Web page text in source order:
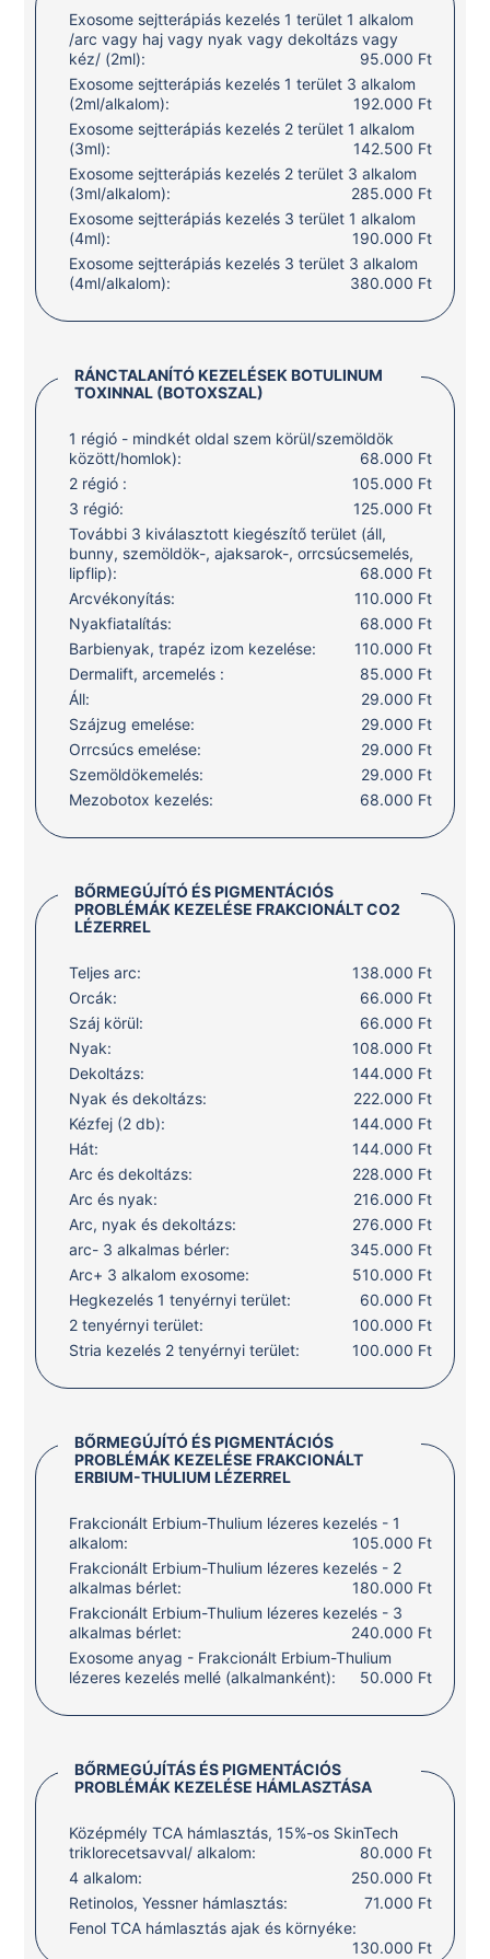
Exosome sejtterápiás kezelés 1 terület 1 alkalom
/arc vagy haj vagy nyak vagy dekoltázs vagy
kéz/ (2ml):
95.000 Ft
Exosome sejtterápiás kezelés 1 terület 3 alkalom
(2ml/alkalom):
192.000 Ft
Exosome sejtterápiás kezelés 2 terület 1 alkalom
(3ml):
142.500 Ft
Exosome sejtterápiás kezelés 2 terület 3 alkalom
(3ml/alkalom):
285.000 Ft
Exosome sejtterápiás kezelés 3 terület 1 alkalom
(4ml):
190.000 Ft
Exosome sejtterápiás kezelés 3 terület 3 alkalom
(4ml/alkalom):
380.000 Ft
RÁNCTALANÍTÓ KEZELÉSEK BOTULINUM
TOXINNAL (BOTOXSZAL)
1 régió - mindkét oldal szem körül/szemöldök
között/homlok):
68.000 Ft
2 régió :
105.000 Ft
3 régió:
125.000 Ft
További 3 kiválasztott kiegészítő terület (áll,
bunny, szemöldök-, ajaksarok-, orrcsúcsemelés,
lipflip):
68.000 Ft
Arcvékonyítás:
110.000 Ft
Nyakfiatalítás:
68.000 Ft
Barbienyak, trapéz izom kezelése:
110.000 Ft
Dermalift, arcemelés :
85.000 Ft
Áll:
29.000 Ft
Szájzug emelése:
29.000 Ft
Orrcsúcs emelése:
29.000 Ft
Szemöldökemelés:
29.000 Ft
Mezobotox kezelés:
68.000 Ft
BŐRMEGÚJÍTÓ ÉS PIGMENTÁCIÓS
PROBLÉMÁK KEZELÉSE FRAKCIONÁLT CO2
LÉZERREL
Teljes arc:
138.000 Ft
Orcák:
66.000 Ft
Száj körül:
66.000 Ft
Nyak:
108.000 Ft
Dekoltázs:
144.000 Ft
Nyak és dekoltázs:
222.000 Ft
Kézfej (2 db):
144.000 Ft
Hát:
144.000 Ft
Arc és dekoltázs:
228.000 Ft
Arc és nyak:
216.000 Ft
Arc, nyak és dekoltázs:
276.000 Ft
arc- 3 alkalmas bérler:
345.000 Ft
Arc+ 3 alkalom exosome:
510.000 Ft
Hegkezelés 1 tenyérnyi terület:
60.000 Ft
2 tenyérnyi terület:
100.000 Ft
Stria kezelés 2 tenyérnyi terület:
100.000 Ft
BŐRMEGÚJÍTÓ ÉS PIGMENTÁCIÓS
PROBLÉMÁK KEZELÉSE FRAKCIONÁLT
ERBIUM-THULIUM LÉZERREL
Frakcionált Erbium-Thulium lézeres kezelés - 1
alkalom:
105.000 Ft
Frakcionált Erbium-Thulium lézeres kezelés - 2
alkalmas bérlet:
180.000 Ft
Frakcionált Erbium-Thulium lézeres kezelés - 3
alkalmas bérlet:
240.000 Ft
Exosome anyag - Frakcionált Erbium-Thulium
lézeres kezelés mellé (alkalmanként):
50.000 Ft
BŐRMEGÚJÍTÁS ÉS PIGMENTÁCIÓS
PROBLÉMÁK KEZELÉSE HÁMLASZTÁSA
Középmély TCA hámlasztás, 15%-os SkinTech
triklorecetsavval/ alkalom:
80.000 Ft
4 alkalom:
250.000 Ft
Retinolos, Yessner hámlasztás:
71.000 Ft
Fenol TCA hámlasztás ajak és környéke:
130.000 Ft